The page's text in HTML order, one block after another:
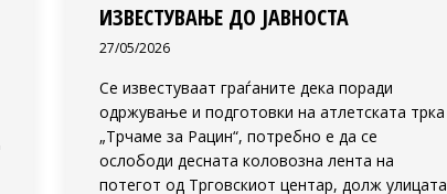
ИЗВЕСТУВАЊЕ ДО ЈАВНОСТА
27/05/2026
Се известуваат граѓаните дека поради
одржување и подготовки на атлетската трка
„Трчаме за Рацин“, потребно е да се
ослободи десната коловозна лента на
потегот од Трговскиот центар, долж улицата